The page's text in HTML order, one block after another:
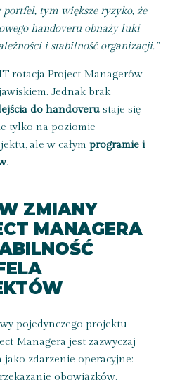
portfel, tym większe ryzyko, że
handoveru obnaży luki
i stabilność organizacji.”
rotacja Project Managerów
Jednak brak
do handoveru staje się
tylko na poziomie
ale w całym programie i
.
ZMIANY
MANAGERA
pojedynczego projektu
Managera jest zazwyczaj
jako zdarzenie operacyjne:
obowiązków,